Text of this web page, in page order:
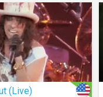
(Live)